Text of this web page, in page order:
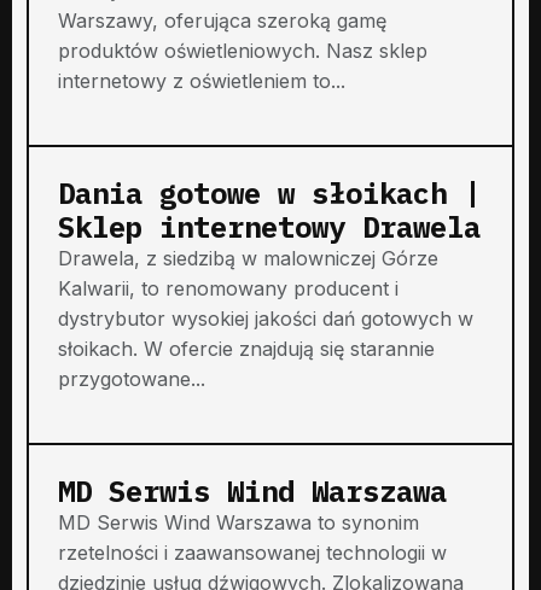
Warszawy, oferująca szeroką gamę
produktów oświetleniowych. Nasz sklep
internetowy z oświetleniem to...
Dania gotowe w słoikach |
Sklep internetowy Drawela
Drawela, z siedzibą w malowniczej Górze
Kalwarii, to renomowany producent i
dystrybutor wysokiej jakości dań gotowych w
słoikach. W ofercie znajdują się starannie
przygotowane...
MD Serwis Wind Warszawa
MD Serwis Wind Warszawa to synonim
rzetelności i zaawansowanej technologii w
dziedzinie usług dźwigowych. Zlokalizowana